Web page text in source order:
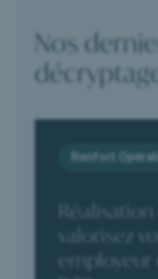
Nos
valorisez
employeur
Renfort